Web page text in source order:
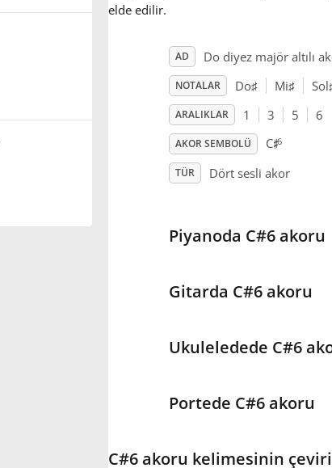
elde edilir.
AD Do diyez majör altılı
NOTALAR Do♯ Mi♯ Sol
ARALIKLAR 1 3 5 6
AKOR SEMBOLÜ C♯6
TÜR Dört sesli akor
Piyanoda C#6 akoru
Gitarda C#6 akoru
Ukuleledede C#6
Portede C#6 akoru
C#6 akoru kelimesinin